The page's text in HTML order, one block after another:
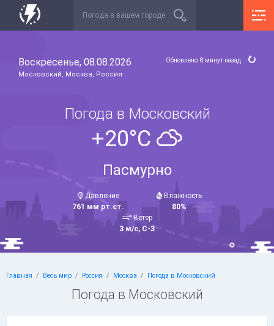
Воскресенье, 08.08.2026
Московский, Москва, Россия
Обновлено: 8 минут назад
Погода в Московский
+20°C
Пасмурно
Давление
761 мм рт.ст.
Влажность
80%
Ветер
3 м/с, С-З
Главная Весь мир Россия Москва Погода в Московский
Погода в Московский